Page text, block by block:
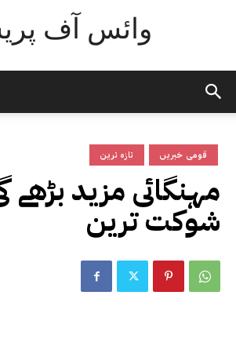
وائس آف
تازہ ترین قومی خبریں
مہنگائی مزید بڑھے
شوکت ترین